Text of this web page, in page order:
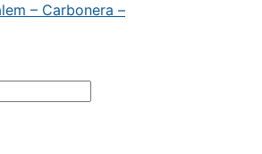
– Carbonera –